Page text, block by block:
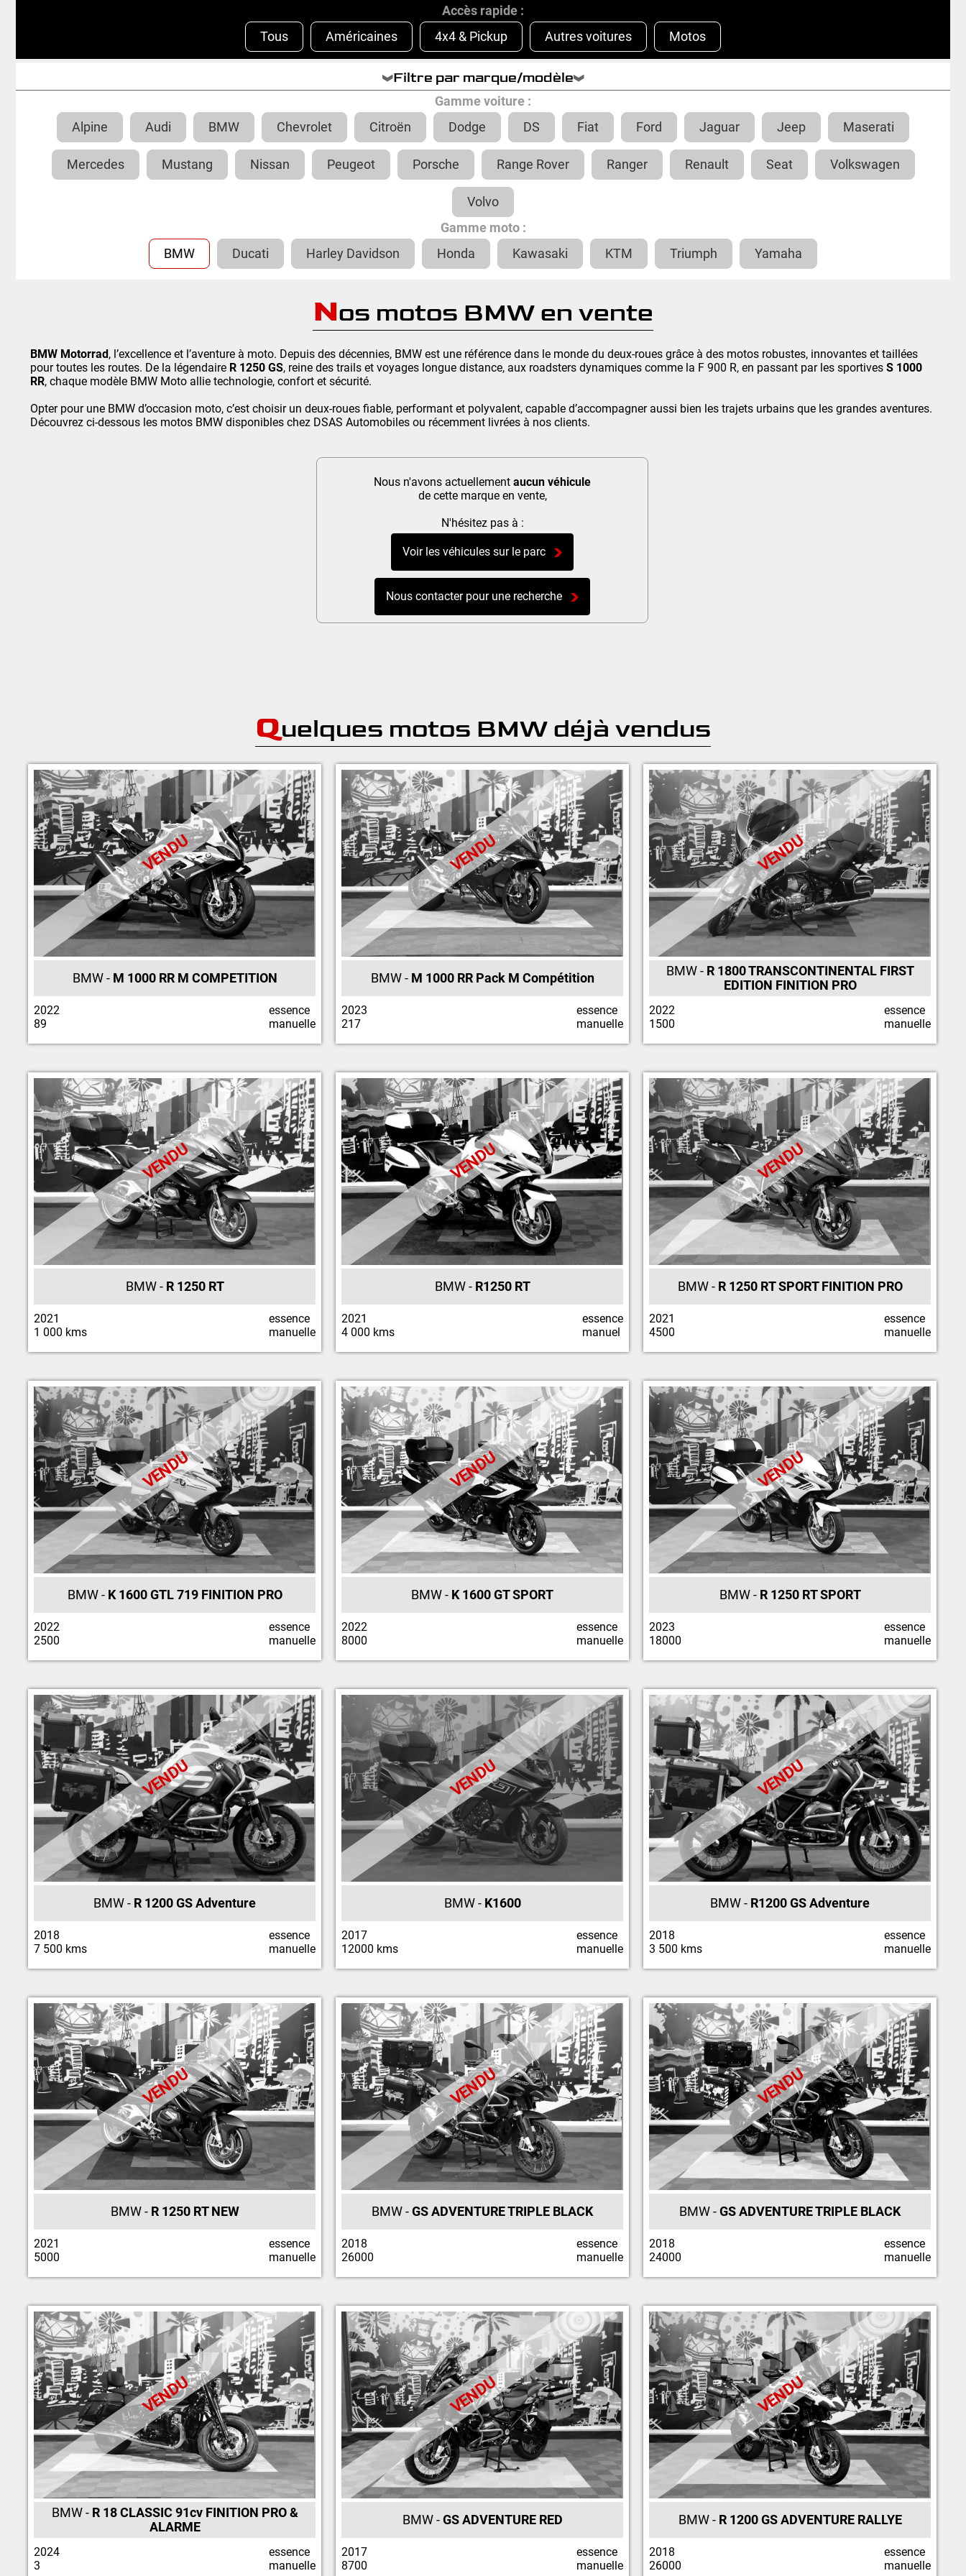
Accès rapide :
Tous
Américaines 4x4 & Pickup Autres voitures Motos
Filtre par marque/modèle
Gamme voiture :
Alpine
Audi BMW Chevrolet Citroën Dodge DS Fiat Ford Jaguar Jeep Maserati
Mercedes Mustang Nissan Peugeot Porsche Range Rover Ranger Renault Seat Volkswagen
Volvo
Gamme moto :
BMW
Ducati Harley Davidson Honda Kawasaki KTM Triumph Yamaha
Nos motos BMW en vente
BMW Motorrad, l’excellence et l’aventure à moto. Depuis des décennies, BMW est une référence dans le monde du deux-roues grâce à des motos robustes, innovantes et taillées
pour toutes les routes. De la légendaire R 1250 GS, reine des trails et voyages longue distance, aux roadsters dynamiques comme la F 900 R, en passant par les sportives S 1000
RR, chaque modèle BMW Moto allie technologie, confort et sécurité.
Opter pour une BMW d’occasion moto, c’est choisir un deux-roues fiable, performant et polyvalent, capable d’accompagner aussi bien les trajets urbains que les grandes aventures.
Découvrez ci-dessous les motos BMW disponibles chez DSAS Automobiles ou récemment livrées à nos clients.
Nous n'avons actuellement aucun véhicule
de cette marque en vente,
N'hésitez pas à :
Voir les véhicules sur le parc
Nous contacter pour une recherche
Quelques motos BMW déjà vendus
VENDU
BMW - M 1000 RR M COMPETITION
2022
89
essence
manuelle
VENDU
BMW - M 1000 RR Pack M Compétition
2023
217
essence
manuelle
VENDU
BMW - R 1800 TRANSCONTINENTAL FIRST
EDITION FINITION PRO
2022
1500
essence
manuelle
VENDU
BMW - R 1250 RT
2021
1 000 kms
essence
manuelle
VENDU
BMW - R1250 RT
2021
4 000 kms
essence
manuel
VENDU
BMW - R 1250 RT SPORT FINITION PRO
2021
4500
essence
manuelle
VENDU
BMW - K 1600 GTL 719 FINITION PRO
2022
2500
essence
manuelle
VENDU
BMW - K 1600 GT SPORT
2022
8000
essence
manuelle
VENDU
BMW - R 1250 RT SPORT
2023
18000
essence
manuelle
VENDU
BMW - R 1200 GS Adventure
2018
7 500 kms
essence
manuelle
VENDU
BMW - K1600
2017
12000 kms
essence
manuelle
VENDU
BMW - R1200 GS Adventure
2018
3 500 kms
essence
manuelle
VENDU
BMW - R 1250 RT NEW
2021
5000
essence
manuelle
VENDU
BMW - GS ADVENTURE TRIPLE BLACK
2018
26000
essence
manuelle
VENDU
BMW - GS ADVENTURE TRIPLE BLACK
2018
24000
essence
manuelle
VENDU
BMW - R 18 CLASSIC 91cv FINITION PRO &
ALARME
2024
3
essence
manuelle
VENDU
BMW - GS ADVENTURE RED
2017
8700
essence
manuelle
VENDU
BMW - R 1200 GS ADVENTURE RALLYE
2018
26000
essence
manuelle